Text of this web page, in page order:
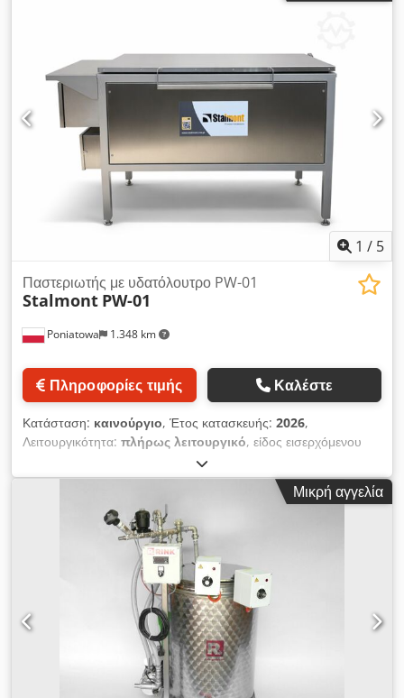
1 / 5
Poniatowa 1.348 km
Παστεριωτής με υδατόλουτρο PW-01
Stalmont PW-01
Πληροφορίες τιμής Καλέστε
Κατάσταση: καινούργιο, Έτος κατασκευής: 2026,
Λειτουργικότητα: πλήρως λειτουργικό, είδος εισερχόμενου
, συνολικό βάρος:
εισόδου:400 V, θερμοκρασία:90 °C, χωρητικότητα δεξαμενής:
, Ο παστεριωτής
υδατόλουτρου PW-01 είναι μία συσκευή για θερμική
επεξεργασία προϊόντων σε γυάλινα ή PET δοχεία. Τεχνικά
χαρακτηριστικά: Dodpfxjtyvvms Akhjck Υλικό κατασκευής:
Ανοξείδωτο ατσάλι AISI 304 Τάση τροφοδοσίας: 400 V
Συνδεδεμένη ισχύς: 12 kW Ισχύς των ηλεκτρικών στοιχείων
θέρμανσης: 12 kW (2 × 6 kW) Ρύθμιση θερμοκρασίας μέσω
ρυθμιστή (Mikster) Αισθητήρας θερμοκρασίας προϊόντος 4
καλάθια παρτίδας Διαστάσεις: 240 × 386 × 340 mm Μονωμένο
δοχείο Όγκος δοχείου: 200 l Αριθμός καλαθιών παρτίδας: 4
Διαστάσεις καλαθιού: 240 × 386 × 340 mm (ύψος)
Μικρή αγγελία